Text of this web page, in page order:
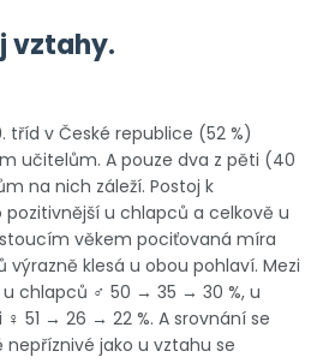
vztahy.
tříd v České republice (52 %)
učitelům. A pouze dva z pěti (40
na nich záleží. Postoj k
u chlapců a celkově u
věkem pociťovaná míra
klesá u obou pohlaví. Mezi
u chlapců ♂ 50 → 35 → 30 %, u
51 → 26 → 22 %. A srovnání se
jako u vztahu se